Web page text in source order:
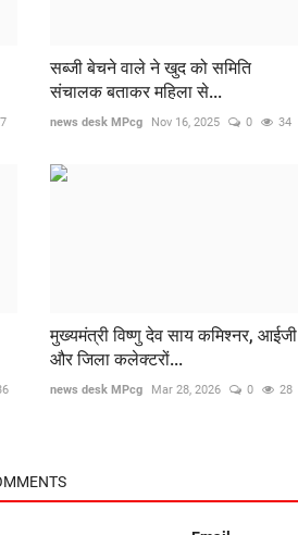
सब्जी बेचने वाले ने खुद को समिति
संचालक बताकर महिला से...
news desk MPcg Nov 16, 2025 0 34
मुख्यमंत्री विष्णु देव साय कमिश्नर, आईजी
और जिला कलेक्टरों...
news desk MPcg Mar 28, 2026 0 28